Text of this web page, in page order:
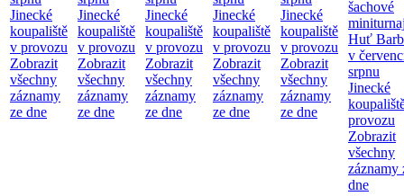
Jinecké
koupaliště
v provozu
Zobrazit
všechny
záznamy
ze dne
Jinecké
koupaliště
v provozu
Zobrazit
všechny
záznamy
ze dne
Jinecké
koupaliště
v provozu
Zobrazit
všechny
záznamy
ze dne
Jinecké
koupaliště
v provozu
Zobrazit
všechny
záznamy
ze dne
Jinecké
koupaliště
v provozu
Zobrazit
všechny
záznamy
ze dne
šachové
Huť
v
srpnu
Jinecké
provozu
Zobrazit
všechny
záznamy
dne